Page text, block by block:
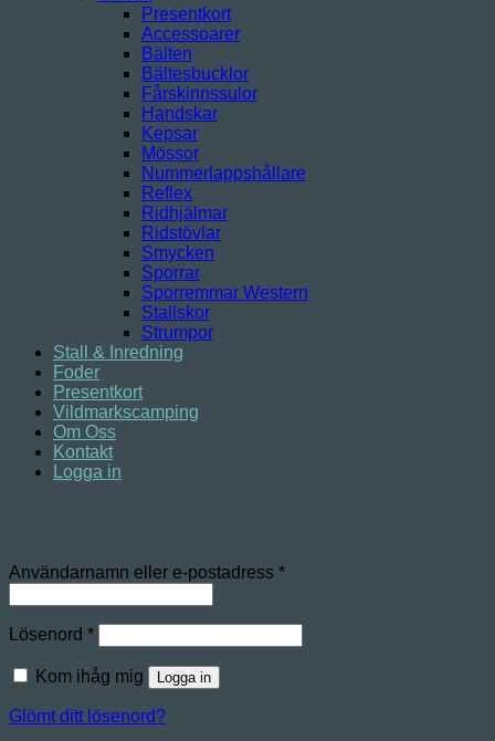
Presentkort
Accessoarer
Bälten
Bältesbucklor
Fårskinnssulor
Handskar
Kepsar
Mössor
Nummerlappshållare
Reflex
Ridhjälmar
Ridstövlar
Smycken
Sporrar
Sporremmar Western
Stallskor
Strumpor
Stall & Inredning
Foder
Presentkort
Vildmarkscamping
Om Oss
Kontakt
Logga in
Användarnamn eller e-postadress *Obligatoriskt
Lösenord *Obligatoriskt
Kom ihåg mig Logga in
Glömt ditt lösenord?